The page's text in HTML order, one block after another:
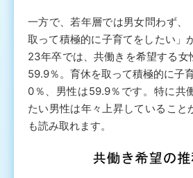
一方で、若年層では男女問わず、
取って積極的に子育てをしたい」
23年卒では、共働きを希望する女
59.9％。育休を取って積極的に子
0％、男性は59.9％です。特に共
たい男性は年々上昇していること
も読み取れます。